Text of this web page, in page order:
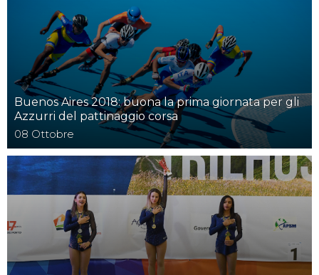
Buenos Aires 2018: buona la prima giornata per gli
Azzurri del pattinaggio corsa
08 Ottobre